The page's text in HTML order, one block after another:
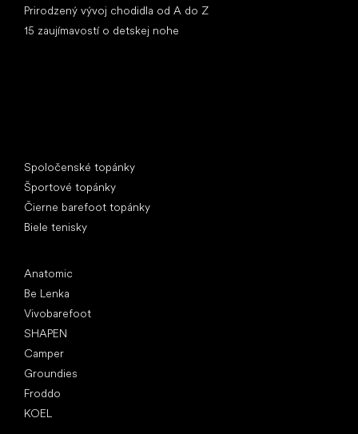
Prirodzený vývoj chodidla od A do Z
15 zaujímavostí o detskej nohe
Spoločenské topánky
Športové topánky
Čierne barefoot topánky
Biele tenisky
Anatomic
Be Lenka
Vivobarefoot
SHAPEN
Camper
Groundies
Froddo
KOEL